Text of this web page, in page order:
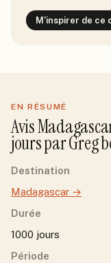
M'inspirer de ce
EN RÉSUMÉ
Avis
joursparGreg
Destination
Madagascar →
Durée
1000 jours
Période